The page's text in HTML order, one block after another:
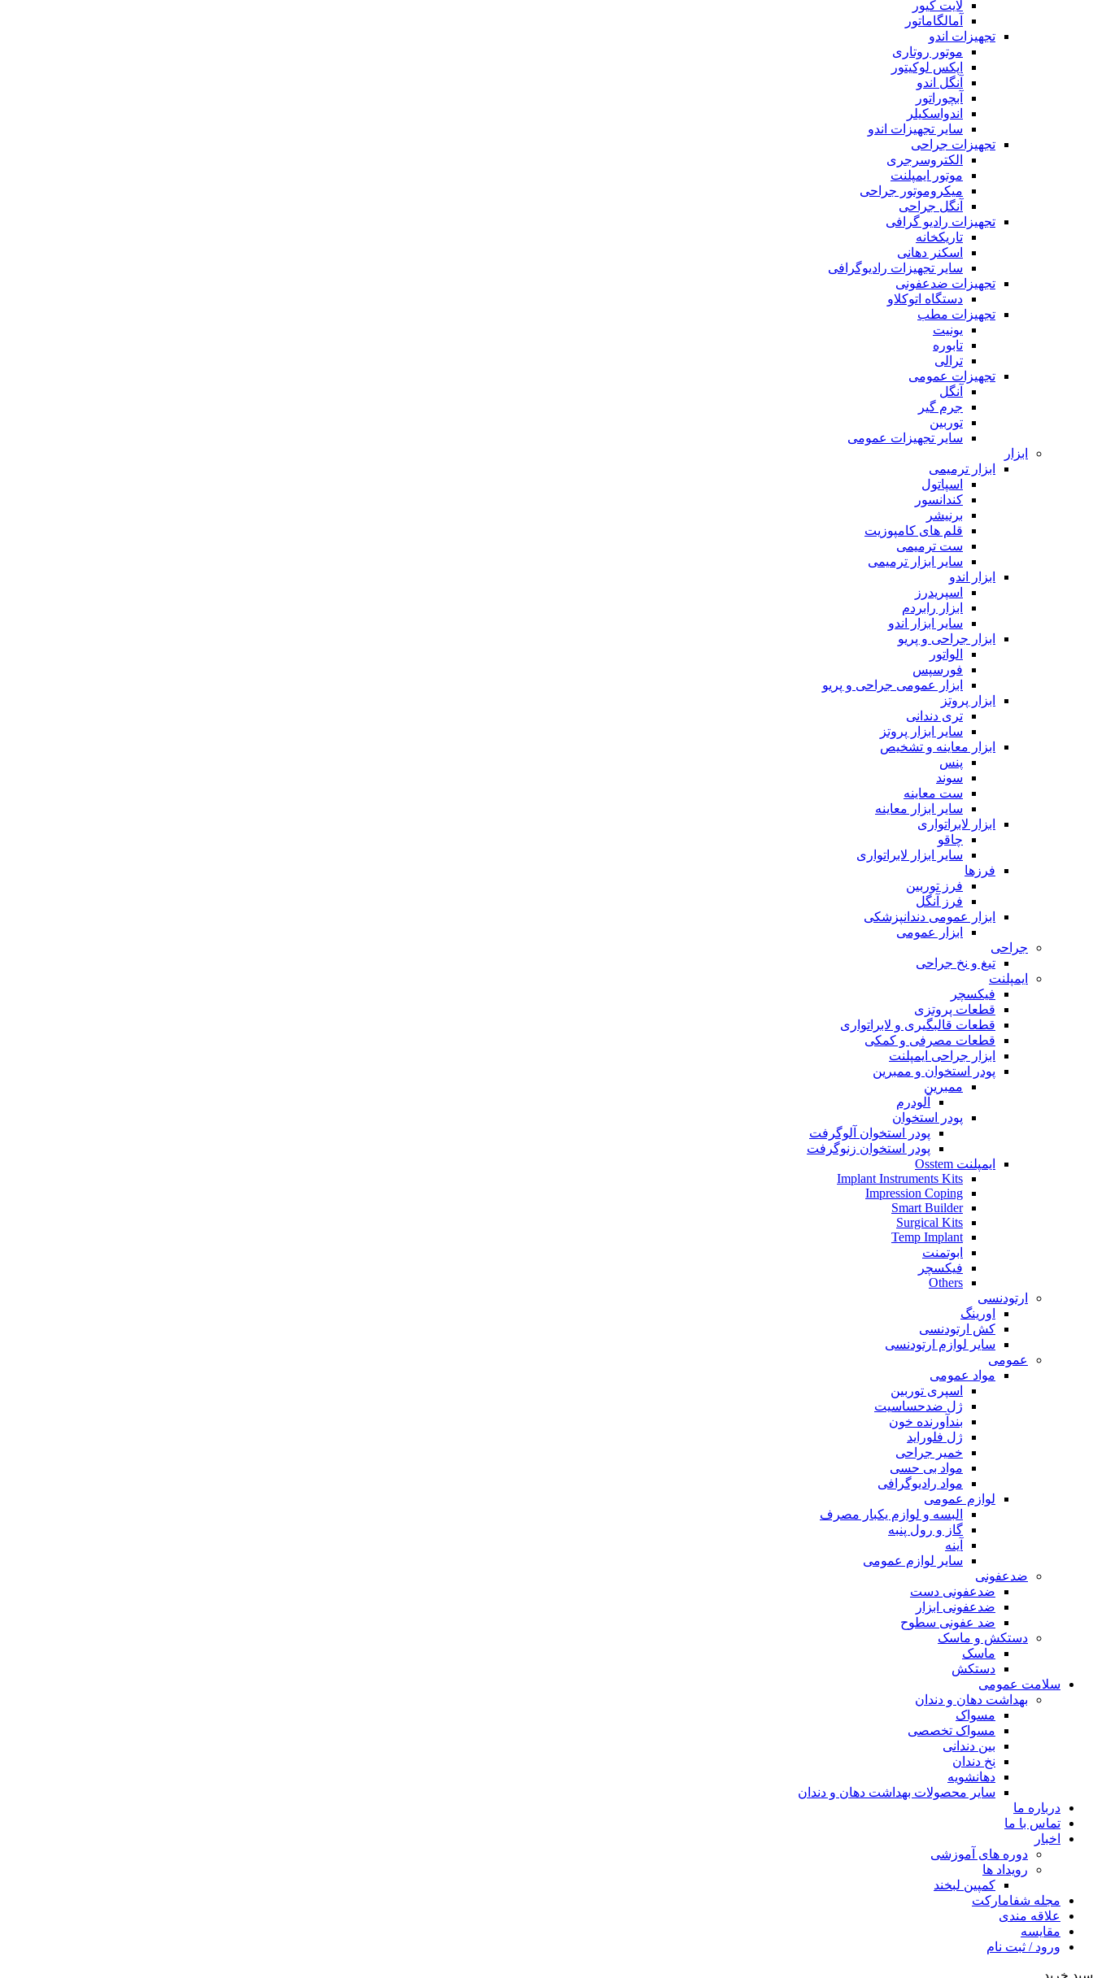
لایت کیور
آمالگاماتور
تجهیزات اندو
موتور روتاری
اپکس لوکیتور
آنگل اندو
آبچوراتور
اندواسکیلر
سایر تجهیزات اندو
تجهیزات جراحی
الکتروسرجری
موتور ایمپلنت
میکروموتور جراحی
آنگل جراحی
تجهیزات رادیو گرافی
تاریکخانه
اسکنر دهانی
سایر تجهیزات رادیوگرافی
تجهیزات ضدعفونی
دستگاه اتوکلاو
تجهیزات مطب
یونیت
تابوره
ترالی
تجهیزات عمومی
آنگل
جرم گیر
توربین
سایر تجهیزات عمومی
ابزار
ابزار ترمیمی
اسپاتول
کندانسور
برنیشر
قلم های کامپوزیت
ست ترمیمی
سایر ابزار ترمیمی
ابزار اندو
اسپریدرز
ابزار رابردم
سایر ابزار اندو
ابزار جراحی و پریو
الواتور
فورسپس
ابزار عمومی جراحی و پریو
ابزار پروتز
تری دندانی
سایر ابزار پروتز
ابزار معاینه و تشخیص
پنس
سوند
ست معاینه
سایر ابزار معاینه
ابزار لابراتواری
چاقو
سایر ابزار لابراتواری
فرزها
فرز توربین
فرز آنگل
ابزار عمومی دندانپزشکی
ابزار عمومی
جراحی
تیغ و نخ جراحی
ایمپلنت
فیکسچر
قطعات پروتزی
قطعات قالبگیری و لابراتواری
قطعات مصرفی و کمکی
ابزار جراحی ایمپلنت
پودر استخوان و ممبرین
ممبرین
آلودرم
پودر استخوان
پودر استخوان آلوگرفت
پودر استخوان زنوگرفت
ایمپلنت Osstem
Implant Instruments Kits
Impression Coping
Smart Builder
Surgical Kits
Temp Implant
ابوتمنت
فیکسچر
Others
ارتودنسی
اورینگ
کش ارتودنسی
سایر لوازم ارتودنسی
عمومی
مواد عمومی
اسپری توربین
ژل ضدحساسیت
بندآورنده خون
ژل فلوراید
خمیر جراحی
مواد بی حسی
مواد رادیوگرافی
لوازم عمومی
البسه و لوازم یکبار مصرف
گاز و رول پنبه
آینه
سایر لوازم عمومی
ضدعفونی
ضدعفونی دست
ضدعفونی ابزار
ضد عفونی سطوح
دستکش و ماسک
ماسک
دستکش
سلامت عمومی
بهداشت دهان و دندان
مسواک
مسواک تخصصی
بین دندانی
نخ دندان
دهانشویه
سایر محصولات بهداشت دهان و دندان
درباره ما
تماس با ما
اخبار
دوره های آموزشی
رویداد ها
کمپین لبخند
مجله شفامارکت
علاقه مندی
مقایسه
ورود / ثبت نام
سبد خرید